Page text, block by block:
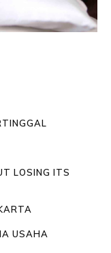
LOSING ITS
USAHA